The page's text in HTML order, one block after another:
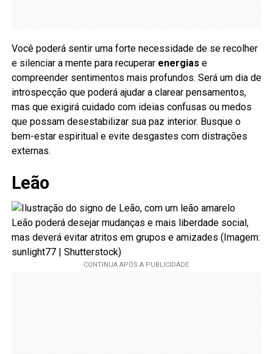
Você poderá sentir uma forte necessidade de se recolher
e silenciar a mente para recuperar energias e
compreender sentimentos mais profundos. Será um dia de
introspecção que poderá ajudar a clarear pensamentos,
mas que exigirá cuidado com ideias confusas ou medos
que possam desestabilizar sua paz interior. Busque o
bem-estar espiritual e evite desgastes com distrações
externas.
Leão
Leão poderá desejar mudanças e mais liberdade social,
mas deverá evitar atritos em grupos e amizades (Imagem:
sunlight77 | Shutterstock)